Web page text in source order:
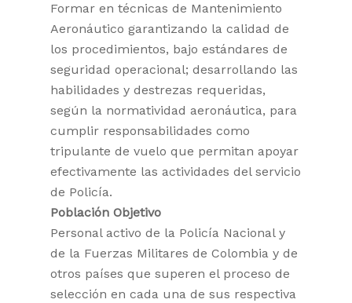
Formar en técnicas de Mantenimiento
Aeronáutico garantizando la calidad de
los procedimientos, bajo estándares de
seguridad operacional; desarrollando las
habilidades y destrezas requeridas,
según la normatividad aeronáutica, para
cumplir responsabilidades como
tripulante de vuelo que permitan apoyar
efectivamente las actividades del servicio
de Policía.
Población Objetivo
Personal activo de la Policía Nacional y
de la Fuerzas Militares de Colombia y de
otros países que superen el proceso de
selección en cada una de sus respectiva